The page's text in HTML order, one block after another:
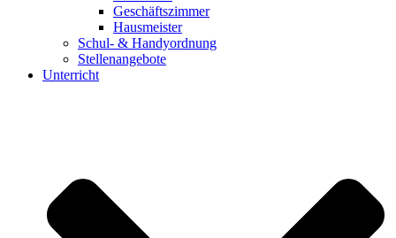
Geschäftszimmer
Hausmeister
Schul- & Handyordnung
Stellenangebote
Unterricht